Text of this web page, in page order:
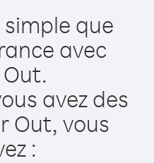
simple que
avec
avez des
Out, vous
: